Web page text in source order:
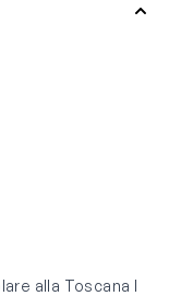
alla Toscana I